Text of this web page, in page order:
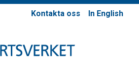
Kontakta oss In English